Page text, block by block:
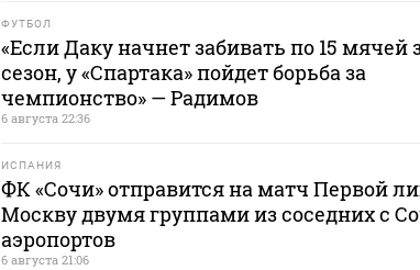
ФУТБОЛ
«Если Даку начнет забивать по 15 мячей
сезон, у «Спартака» пойдет борьба за
чемпионство» — Радимов
6 августа 22:36
ИСПАНИЯ
ФК «Сочи» отправится на матч Первой
Москву двумя группами из соседних с
аэропортов
6 августа 21:06